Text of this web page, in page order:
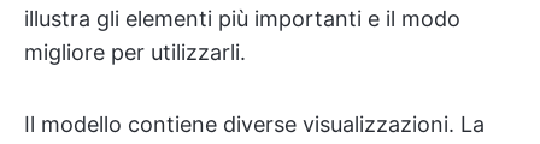
illustra gli elementi più importanti e il modo
migliore per utilizzarli.
Il modello contiene diverse visualizzazioni. La